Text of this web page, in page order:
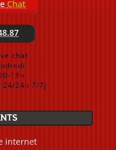
Chat
chat
18h
24h 7/7j
internet